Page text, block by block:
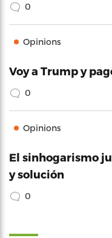
0
Opinions
Voy a Trump y
0
Opinions
El sinhogarismo
y solución
0